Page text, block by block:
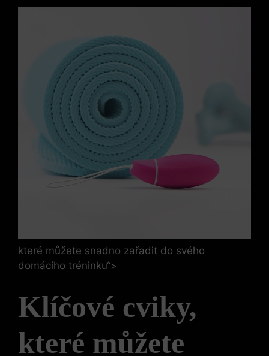
které můžete snadno zařadit do svého
domácího tréninku“>
Klíčové cviky,
které můžete